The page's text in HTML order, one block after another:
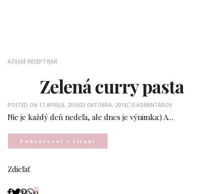
ÁZIJSKÉ RECEPTYJAR
Zelená curry pasta
POSTED ON 17 APRÍLA, 201623 OKTÓBRA, 2018 0 KOMENTÁROV
Nie je každý deň nedeľa, ale dnes je výnimka:) A…
Pokračovať v čítaní
Zdieľať
0